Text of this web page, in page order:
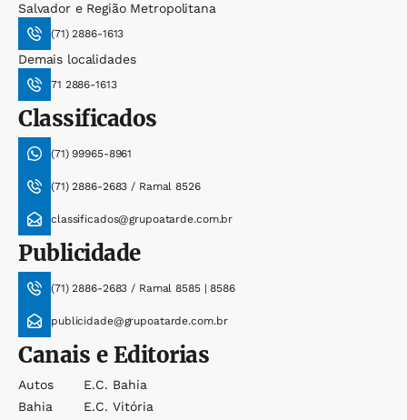
Salvador e Região Metropolitana
(71) 2886-1613
Demais localidades
71 2886-1613
Classificados
(71) 99965-8961
(71) 2886-2683 / Ramal 8526
classificados@grupoatarde.com.br
Publicidade
(71) 2886-2683 / Ramal 8585 | 8586
publicidade@grupoatarde.com.br
Canais e Editorias
Autos
Bahia
E.c. Bahia
E.c. Vitória